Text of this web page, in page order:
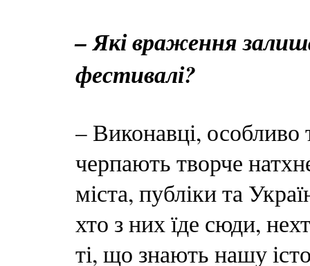
– Які враження
фестивалі?
– Виконавці, особливо
черпають творче
міста, публіки та
хто з них їде сюди,
ті, що знають нашу